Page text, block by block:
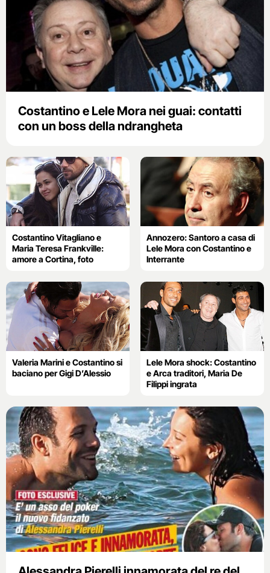
Costantino e Lele Mora nei guai: contatti
con un boss della ndrangheta
Costantino Vitagliano e
Maria Teresa Frankville:
amore a Cortina, foto
Annozero: Santoro a casa di
Lele Mora con Costantino e
Interrante
Valeria Marini e Costantino si
baciano per Gigi D’Alessio
Lele Mora shock: Costantino
e Arca traditori, Maria De
Filippi ingrata